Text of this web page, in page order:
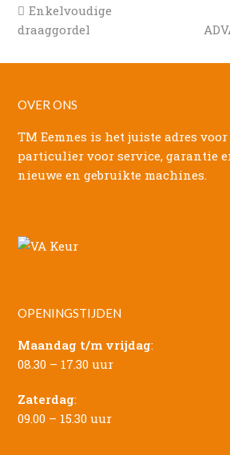
previous
post:
Enkelvoudige
draaggordel
OVER ONS
TM Eemnes is het juiste adres
particulier voor service, garantie
nieuwe en gebruikte machines.
OPENINGSTIJDEN
Maandag t/m vrijdag:
08.30 – 17.30 uur
Zaterdag:
09.00 – 15.30 uur